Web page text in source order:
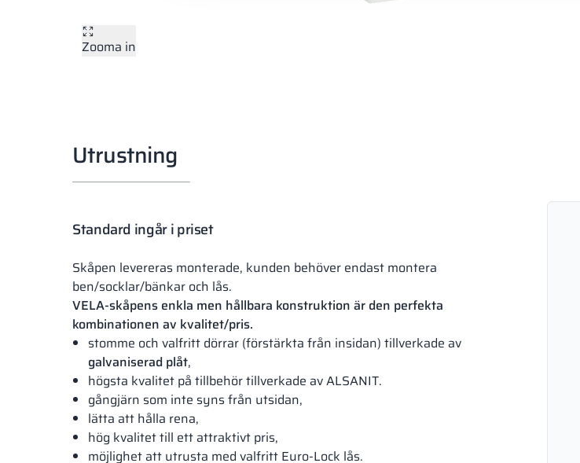
Zooma in
Utrustning
Standard ingår i priset
Skåpen levereras monterade, kunden behöver endast montera
ben/socklar/bänkar och lås.
VELA-skåpens enkla men hållbara konstruktion är den perfekta
kombinationen av kvalitet/pris.
stomme och valfritt dörrar (förstärkta från insidan) tillverkade av
galvaniserad plåt,
högsta kvalitet på tillbehör tillverkade av ALSANIT.
gångjärn som inte syns från utsidan,
lätta att hålla rena,
hög kvalitet till ett attraktivt pris,
möjlighet att utrusta med valfritt Euro-Lock lås.